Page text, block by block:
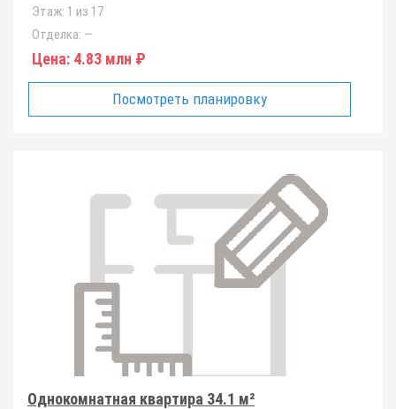
Этаж: 1 из 17
Отделка: —
Цена: 4.83 млн ₽
Посмотреть планировку
Однокомнатная квартира 34.1 м²